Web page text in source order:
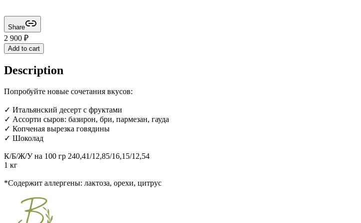
Share
2 900 ₽
Add to cart
Description
Попробуйте новые сочетания вкусов:
✓ Итальянский десерт с фруктами
✓ Ассорти сыров: базирон, бри, пармезан, гауда
✓ Копченая вырезка говядины
✓ Шоколад
К/Б/Ж/У на 100 гр 240,41/12,85/16,15/12,54
1 кг
*Содержит аллергены: лактоза, орехи, цитрус